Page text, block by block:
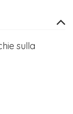
sulla